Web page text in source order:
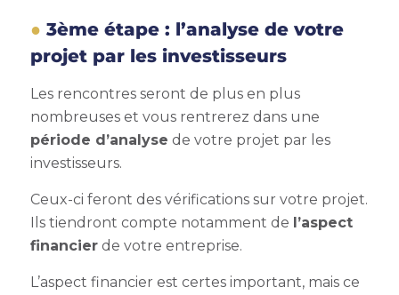
3ème étape : l’analyse de votre
projet par les investisseurs
Les rencontres seront de plus en plus
nombreuses et vous rentrerez dans une
période d’analyse de votre projet par les
investisseurs.
Ceux-ci feront des vérifications sur votre projet.
Ils tiendront compte notamment de l’aspect
financierde votre entreprise.
L’aspect financier est certes important, mais ce